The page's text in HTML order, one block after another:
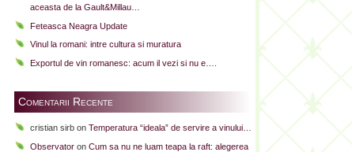
aceasta de la Gault&Millau…
Feteasca Neagra Update
Vinul la romani: intre cultura si muratura
Exportul de vin romanesc: acum il vezi si nu e….
Comentarii Recente
cristian sirb on Temperatura “ideala” de servire a vinului…
Observator on Cum sa nu ne luam teapa la raft: alegerea